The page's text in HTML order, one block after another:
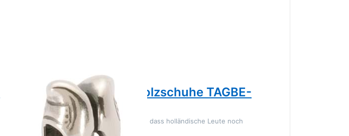
TROLLBEADS
World Tour Holland Holzschuhe TAGBE-
20023
Es ist eine allgemein falsche Auffassung, dass holländische Leute noch
Holzschuhe tragen.